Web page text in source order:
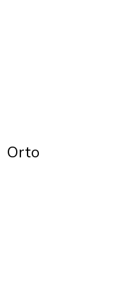
Orto